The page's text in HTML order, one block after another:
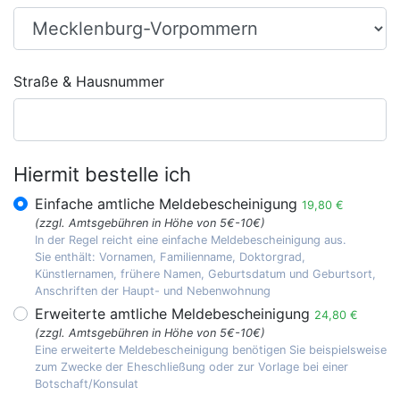
Straße & Hausnummer
Hiermit bestelle ich
Einfache amtliche Meldebescheinigung 19,80 €
(zzgl. Amtsgebühren in Höhe von 5€-10€)
In der Regel reicht eine einfache Meldebescheinigung aus.
Sie enthält: Vornamen, Familienname, Doktorgrad,
Künstlernamen, frühere Namen, Geburtsdatum und Geburtsort,
Anschriften der Haupt- und Nebenwohnung
Erweiterte amtliche Meldebescheinigung 24,80 €
(zzgl. Amtsgebühren in Höhe von 5€-10€)
Eine erweiterte Meldebescheinigung benötigen Sie beispielsweise
zum Zwecke der Eheschließung oder zur Vorlage bei einer
Botschaft/Konsulat